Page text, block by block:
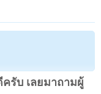
รับ เลยมาถามผู้